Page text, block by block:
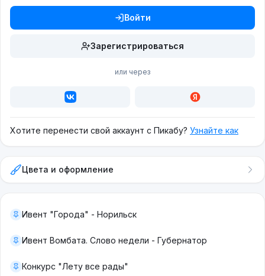
Войти
Зарегистрироваться
или через
Хотите перенести свой аккаунт с Пикабу? Узнайте как
Цвета и оформление
Ивент "Города" - Норильск
Ивент Вомбата. Слово недели - Губернатор
Конкурс "Лету все рады"